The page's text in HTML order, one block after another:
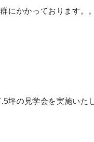
にかかっております。。
坪の見学会を実施いた